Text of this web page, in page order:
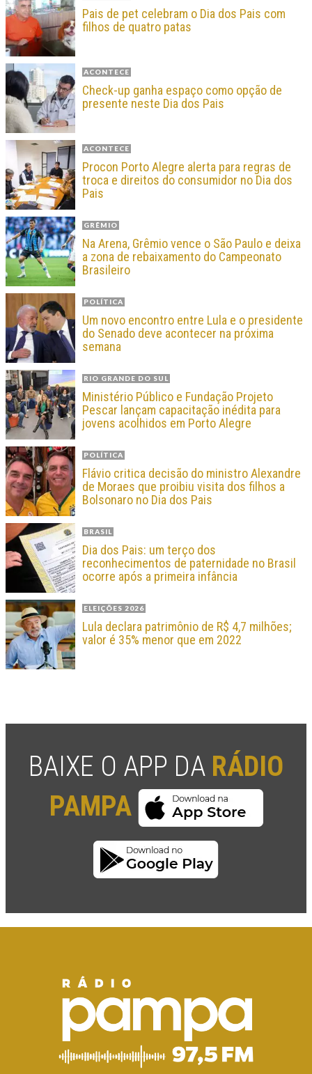
Pais de pet celebram o Dia dos Pais com
filhos de quatro patas
ACONTECE
Check-up ganha espaço como opção de
presente neste Dia dos Pais
ACONTECE
Procon Porto Alegre alerta para regras de
troca e direitos do consumidor no Dia dos
Pais
GRÊMIO
Na Arena, Grêmio vence o São Paulo e deixa
a zona de rebaixamento do Campeonato
Brasileiro
POLÍTICA
Um novo encontro entre Lula e o presidente
do Senado deve acontecer na próxima
semana
RIO GRANDE DO SUL
Ministério Público e Fundação Projeto
Pescar lançam capacitação inédita para
jovens acolhidos em Porto Alegre
POLÍTICA
Flávio critica decisão do ministro Alexandre
de Moraes que proibiu visita dos filhos a
Bolsonaro no Dia dos Pais
BRASIL
Dia dos Pais: um terço dos
reconhecimentos de paternidade no Brasil
ocorre após a primeira infância
ELEIÇÕES 2026
Lula declara patrimônio de R$ 4,7 milhões;
valor é 35% menor que em 2022
BAIXE O APP DA RÁDIO
PAMPA